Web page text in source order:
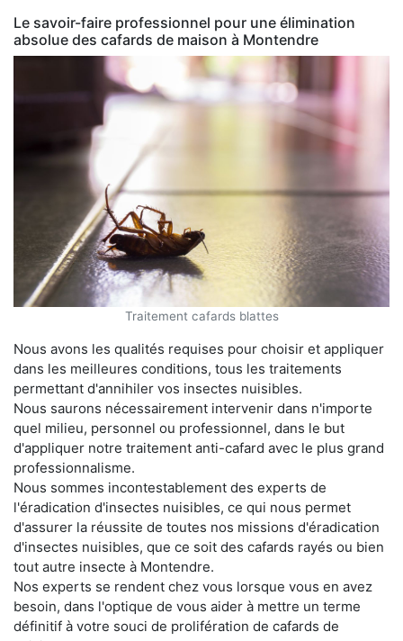
Le savoir-faire professionnel pour une élimination
absolue des cafards de maison à Montendre
Traitement cafards blattes
Nous avons les qualités requises pour choisir et appliquer
dans les meilleures conditions, tous les traitements
permettant d'annihiler vos insectes nuisibles.
Nous saurons nécessairement intervenir dans n'importe
quel milieu, personnel ou professionnel, dans le but
d'appliquer notre traitement anti-cafard avec le plus grand
professionnalisme.
Nous sommes incontestablement des experts de
l'éradication d'insectes nuisibles, ce qui nous permet
d'assurer la réussite de toutes nos missions d'éradication
d'insectes nuisibles, que ce soit des cafards rayés ou bien
tout autre insecte à Montendre.
Nos experts se rendent chez vous lorsque vous en avez
besoin, dans l'optique de vous aider à mettre un terme
définitif à votre souci de prolifération de cafards de